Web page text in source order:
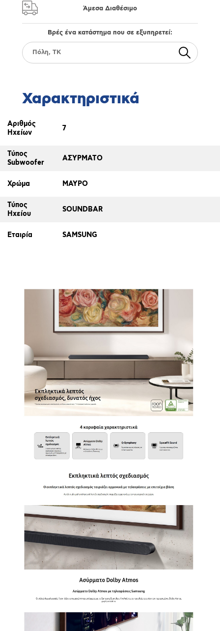
Άμεσα Διαθέσιμο
Βρές ένα κατάστημα που σε εξυπηρετεί:
Χαρακτηριστικά
Αριθμός
Ηχείων
7
Τύπος
Subwoofer
ΑΣΥΡΜΑΤΟ
Χρώμα ΜΑΥΡΟ
Τύπος
Ηχείου
SOUNDBAR
Εταιρία SAMSUNG